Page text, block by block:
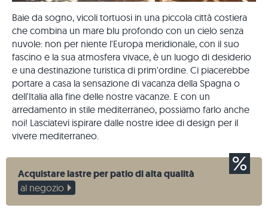
Baie da sogno, vicoli tortuosi in una piccola città costiera
che combina un mare blu profondo con un cielo senza
nuvole: non per niente l'Europa meridionale, con il suo
fascino e la sua atmosfera vivace, è un luogo di desiderio
e una destinazione turistica di prim'ordine. Ci piacerebbe
portare a casa la sensazione di vacanza della Spagna o
dell'Italia alla fine delle nostre vacanze. E con un
arredamento in stile mediterraneo, possiamo farlo anche
noi! Lasciatevi ispirare dalle nostre idee di design per il
vivere mediterraneo.
Acquistare lastre per patio di alta qualità
al negozio